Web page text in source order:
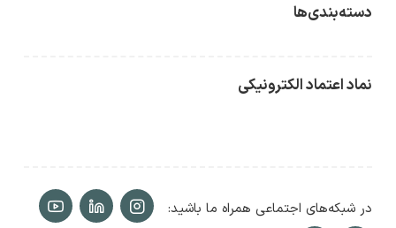
دسته‌بندی‌ها
نماد اعتماد الکترونیکی
در شبکه‌های اجتماعی همراه ما باشید: